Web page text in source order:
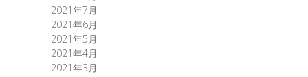
2021年7月
2021年6月
2021年5月
2021年4月
2021年3月